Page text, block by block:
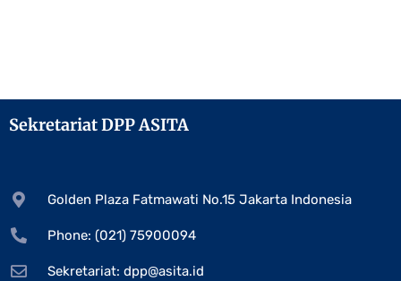
Sekretariat DPP ASITA
Golden Plaza Fatmawati No.15 Jakarta Indonesia
Phone: (021) 75900094
Sekretariat: dpp@asita.id